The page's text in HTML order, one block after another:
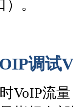
。
调试
VoIP流